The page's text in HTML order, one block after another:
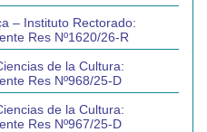
– Instituto Rectorado:
Res Nº1620/26-R
de la Cultura:
Res Nº968/25-D
de la Cultura:
Res Nº967/25-D